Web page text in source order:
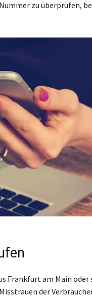
zu überprüfen,
Frankfurt am Main oder
der